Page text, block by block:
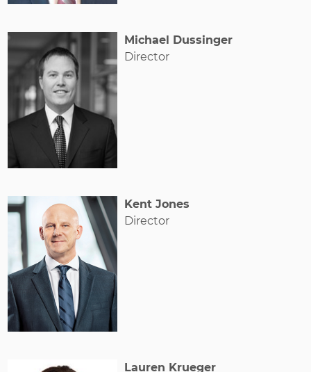
Michael Dussinger
Director
Kent Jones
Director
Lauren Krueger